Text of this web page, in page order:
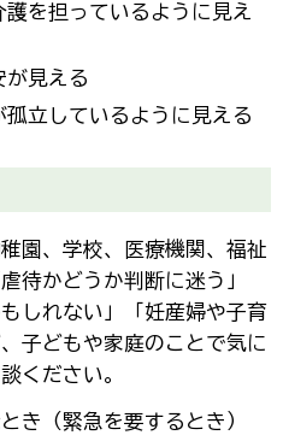
を担っているように見え
が見える
立しているように見える
園、学校、医療機関、福祉
待かどうか判断に迷う」
しれない」「妊産婦や子育
子どもや家庭のことで気に
ください。
き（緊急を要するとき）